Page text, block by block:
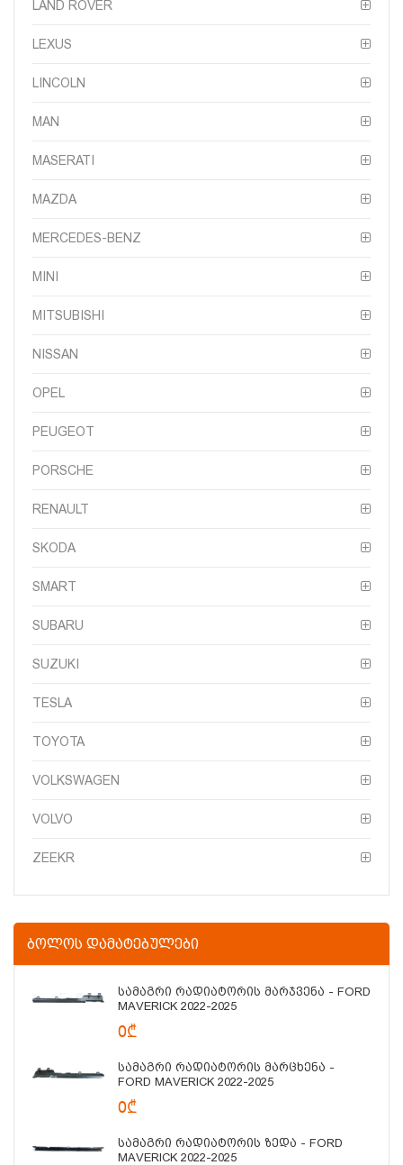
LAND ROVER
LEXUS
LINCOLN
MAN
MASERATI
MAZDA
MERCEDES-BENZ
MINI
MITSUBISHI
NISSAN
OPEL
PEUGEOT
PORSCHE
RENAULT
SKODA
SMART
SUBARU
SUZUKI
TESLA
TOYOTA
VOLKSWAGEN
VOLVO
ZEEKR
ᲑᲝᲚᲝᲡ ᲓᲐᲛᲐᲢᲔᲑᲣᲚᲔᲑᲘ
Სამაგრი Რადიატორის Მარჯვენა - FORD
MAVERICK 2022-2025
0₾
Სამაგრი Რადიატორის Მარცხენა -
FORD MAVERICK 2022-2025
0₾
Სამაგრი Რადიატორის Ზედა - FORD
MAVERICK 2022-2025